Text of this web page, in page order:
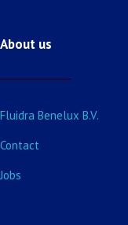
About us
Fluidra Benelux B.V.
Contact
Jobs